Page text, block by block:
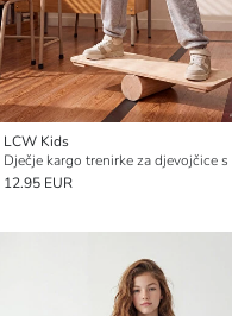
LCW Kids
12.95 EUR